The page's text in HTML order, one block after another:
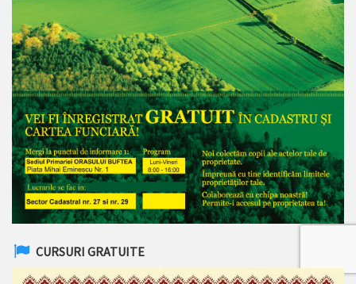
CURSURI GRATUITE